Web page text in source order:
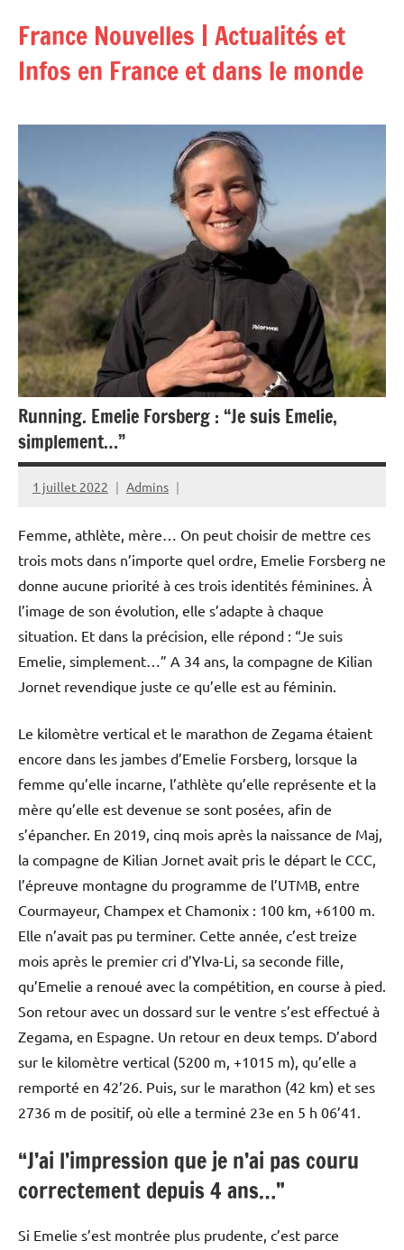
contenu
France Nouvelles | Actualités et
Infos en France et dans le monde
Running. Emelie Forsberg : “Je suis Emelie,
simplement…”
1 juillet 2022 Admins
Femme, athlète, mère… On peut choisir de mettre ces
trois mots dans n’importe quel ordre, Emelie Forsberg ne
donne aucune priorité à ces trois identités féminines. À
l’image de son évolution, elle s’adapte à chaque
situation. Et dans la précision, elle répond : “Je suis
Emelie, simplement…” A 34 ans, la compagne de Kilian
Jornet revendique juste ce qu’elle est au féminin.
Le kilomètre vertical et le marathon de Zegama étaient
encore dans les jambes d’Emelie Forsberg, lorsque la
femme qu’elle incarne, l’athlète qu’elle représente et la
mère qu’elle est devenue se sont posées, afin de
s’épancher. En 2019, cinq mois après la naissance de Maj,
la compagne de Kilian Jornet avait pris le départ le CCC,
l’épreuve montagne du programme de l’UTMB, entre
Courmayeur, Champex et Chamonix : 100 km, +6100 m.
Elle n’avait pas pu terminer. Cette année, c’est treize
mois après le premier cri d’Ylva-Li, sa seconde fille,
qu’Emelie a renoué avec la compétition, en course à pied.
Son retour avec un dossard sur le ventre s’est effectué à
Zegama, en Espagne. Un retour en deux temps. D’abord
sur le kilomètre vertical (5200 m, +1015 m), qu’elle a
remporté en 42’26. Puis, sur le marathon (42 km) et ses
2736 m de positif, où elle a terminé 23e en 5 h 06’41.
“J’ai l’impression que je n’ai pas couru
correctement depuis 4 ans…”
Si Emelie s’est montrée plus prudente, c’est parce